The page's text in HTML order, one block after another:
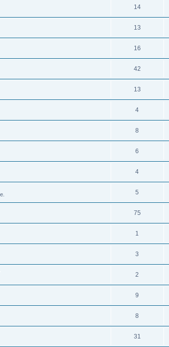
14
13
16
42
13
4
8
6
4
5
75
1
3
2
9
8
31